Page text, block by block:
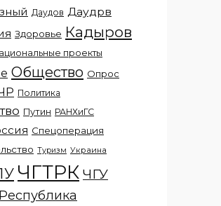
Даудов Даудрв
Здоровье Кадыров
проекты
Общество Опрос
Политика
Путин РАНХиГС
Спецоперация
Туризм Украина
ЧГТРК ЧГУ